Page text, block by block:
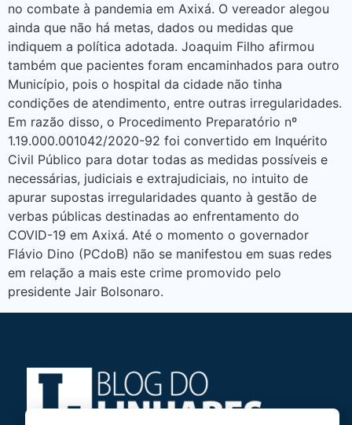
no combate à pandemia em Axixá. O vereador alegou
ainda que não há metas, dados ou medidas que
indiquem a política adotada. Joaquim Filho afirmou
também que pacientes foram encaminhados para outro
Município, pois o hospital da cidade não tinha
condições de atendimento, entre outras irregularidades.
Em razão disso, o Procedimento Preparatório nº
1.19.000.001042/2020-92 foi convertido em Inquérito
Civil Público para dotar todas as medidas possíveis e
necessárias, judiciais e extrajudiciais, no intuito de
apurar supostas irregularidades quanto à gestão de
verbas públicas destinadas ao enfrentamento do
COVID-19 em Axixá. Até o momento o governador
Flávio Dino (PCdoB) não se manifestou em suas redes
em relação a mais este crime promovido pelo
presidente Jair Bolsonaro.